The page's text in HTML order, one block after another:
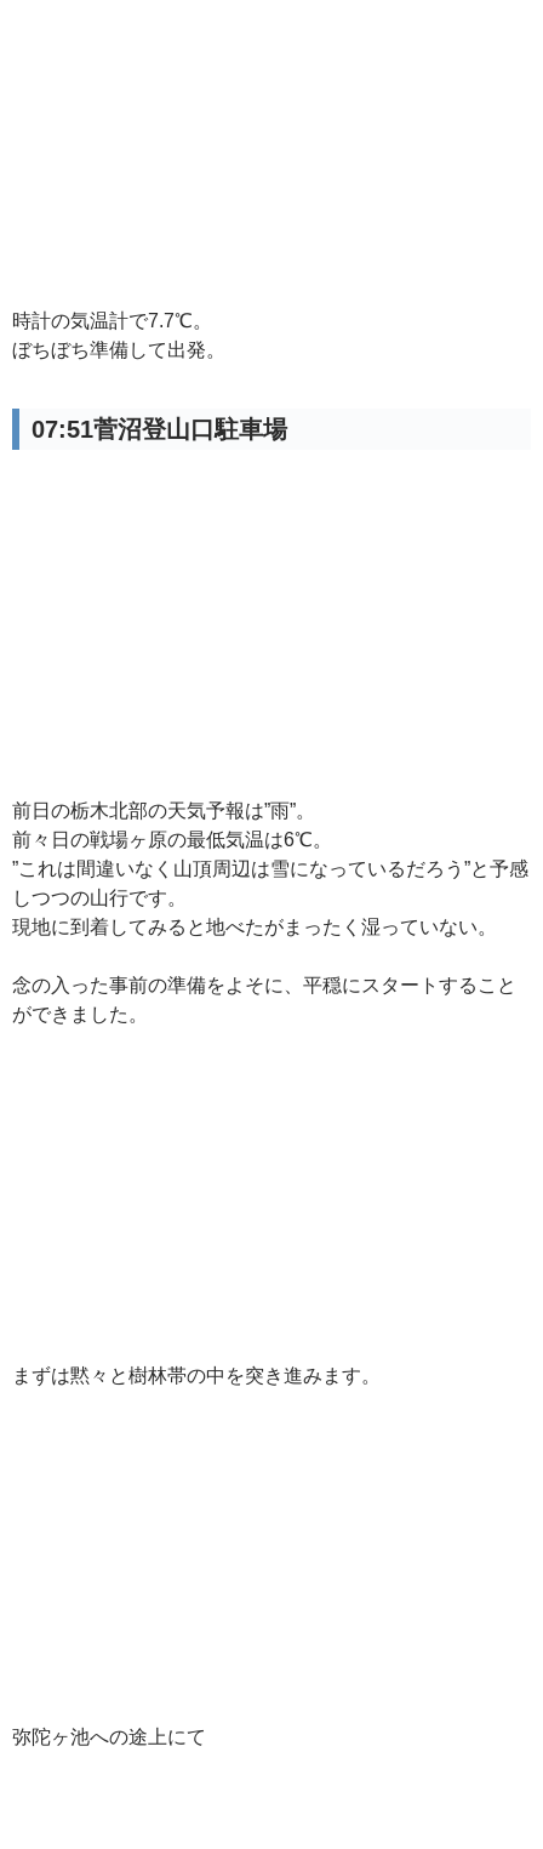
時計の気温計で7.7℃。
ぼちぼち準備して出発。
07:51菅沼登山口駐車場
前日の栃木北部の天気予報は”雨”。
前々日の戦場ヶ原の最低気温は6℃。
”これは間違いなく山頂周辺は雪になっているだろう”と予感
しつつの山行です。
現地に到着してみると地べたがまったく湿っていない。
念の入った事前の準備をよそに、平穏にスタートすること
ができました。
まずは黙々と樹林帯の中を突き進みます。
弥陀ヶ池への途上にて